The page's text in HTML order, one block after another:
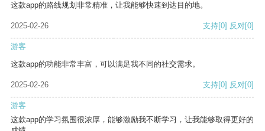
这款app的路线规划非常精准，让我能够快速到达目的地。
2025-02-26 支持[0] 反对[0]
游客
这款app的功能非常丰富，可以满足我不同的社交需求。
2025-02-26 支持[0] 反对[0]
游客
这款app的学习氛围很浓厚，能够激励我不断学习，让我能够取得更好的